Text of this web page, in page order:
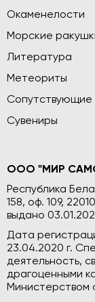
Окаменелости
Морские
Литература
Метеориты
Сопутствующие
Сувениры
ООО "МИР
Республика
158, оф. 109,
выдано
Дата
23.04.2020 г.
деятельность,
драгоценными
Министерством